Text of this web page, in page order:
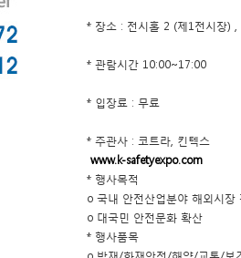
* 장소 : 전시홀 2 (제1전시장)
* 관람시간 10:00~17:00
* 입장료 : 무료
* 주관사 : 코트라, 킨텍스
www.k-safetyexpo.com
* 행사목적
o 국내 안전산업분야 해외시장
o 대국민 안전문화 확산
* 행사품목